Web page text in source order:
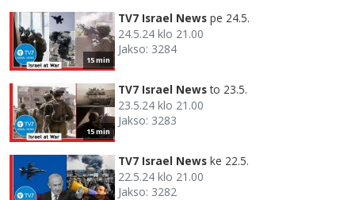
15 min
TV7 Israel News pe 24.5.
24.5.24 klo 21.00
Jakso: 3284
15 min
TV7 Israel News to 23.5.
23.5.24 klo 21.00
Jakso: 3283
TV7 Israel News ke 22.5.
22.5.24 klo 21.00
Jakso: 3282